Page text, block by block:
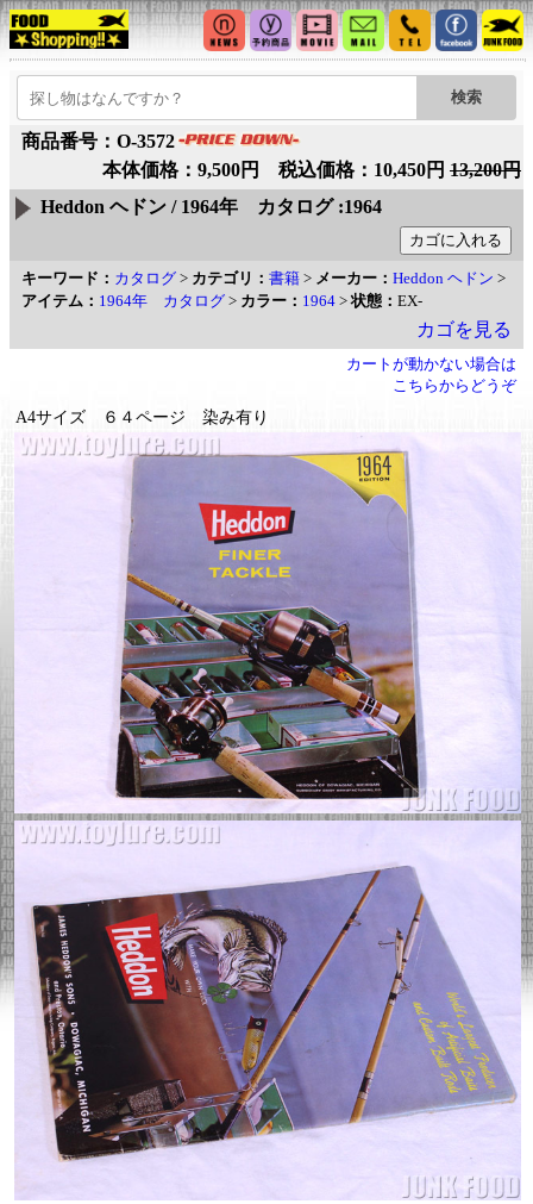
商品番号：O-3572
本体価格：9,500円 税込価格：10,450円 13,200円
Heddon ヘドン / 1964年 カタログ :1964
キーワード： カタログ > カテゴリ： 書籍 > メーカー： Heddon ヘドン >
アイテム： 1964年 カタログ > カラー： 1964 >状態： EX-
カゴを見る
カートが動かない場合は
こちらからどうぞ
A4サイズ ６４ページ 染み有り